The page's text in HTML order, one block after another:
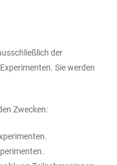
der
Sie werden
Zwecken: